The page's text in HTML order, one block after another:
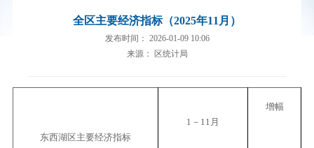
全区主要经济指标（2025年11月）
发布时间： 2026-01-09 10:06
来源： 区统计局
东西湖区主要经济指标
1－11月
增幅